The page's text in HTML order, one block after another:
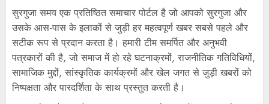
सुरगुजा समय एक प्रतिष्ठित समाचार पोर्टल है जो आपको सुरगुजा और
उसके आस-पास के इलाकों से जुड़ी हर महत्वपूर्ण खबर सबसे पहले और
सटीक रूप से प्रदान करता है। हमारी टीम समर्पित और अनुभवी
पत्रकारों की है, जो समाज में हो रहे घटनाक्रमों, राजनीतिक गतिविधियों,
सामाजिक मुद्दों, सांस्कृतिक कार्यक्रमों और खेल जगत से जुड़ी खबरों को
निष्पक्षता और पारदर्शिता के साथ प्रस्तुत करती है।